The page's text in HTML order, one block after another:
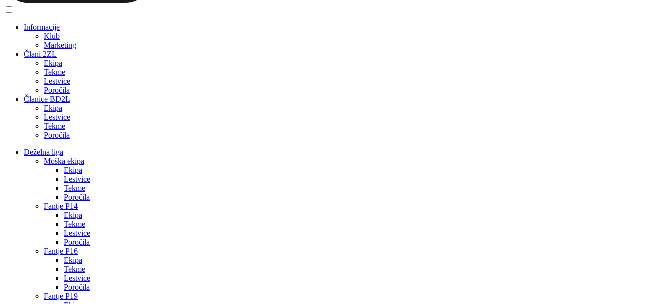
Informacije
Klub
Marketing
Člani 2ZL
Ekipa
Tekme
Lestvice
Poročila
Članice BD2L
Ekipa
Lestvice
Tekme
Poročila
Deželna liga
Moška ekipa
Ekipa
Lestvice
Tekme
Poročila
Fantje P14
Ekipa
Tekme
Lestvice
Poročila
Fantje P16
Ekipa
Tekme
Lestvice
Poročila
Fantje P19